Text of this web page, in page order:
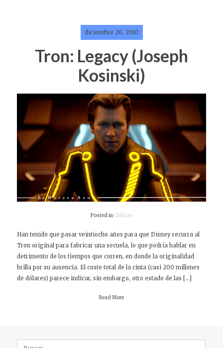
diciembre 20, 2010
Tron: Legacy (Joseph
Kosinski)
Posted in Críticas
Han tenido que pasar veintiocho años para que Disney recurra al
Tron original para fabricar una secuela, lo que podría hablar en
detrimento de los tiempos que corren, en donde la originalidad
brilla por su ausencia. El coste total de la cinta (casi 200 millones
de dólares) parece indicar, sin embargo, otro estado de las […]
Read More
Buscar: